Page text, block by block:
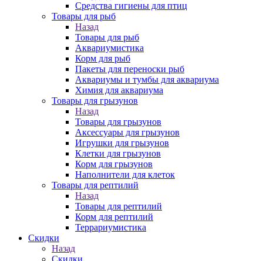
Средства гигиены для птиц
Товары для рыб
Назад
Товары для рыб
Аквариумистика
Корм для рыб
Пакеты для переноски рыб
Аквариумы и тумбы для аквариума
Химия для аквариума
Товары для грызунов
Назад
Товары для грызунов
Аксессуары для грызунов
Игрушки для грызунов
Клетки для грызунов
Корм для грызунов
Наполнители для клеток
Товары для рептилий
Назад
Товары для рептилий
Корм для рептилий
Террариумистика
Скидки
Назад
Скидки